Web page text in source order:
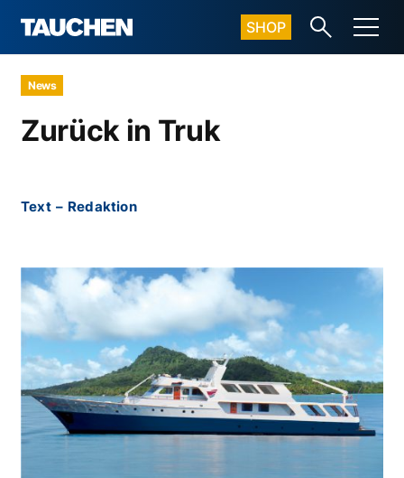
SHOP
News
Zurück in Truk
Text – Redaktion